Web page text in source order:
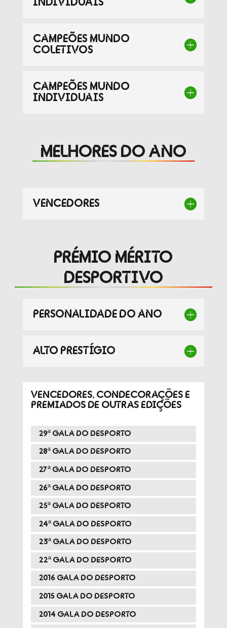
Presidentes de
Prémios Voz do
Desporto
Jogos CPLP
Nacional do
Desporto
INDIVIDUAIS
CAMPEÕES MUNDO
COLETIVOS
CAMPEÕES MUNDO
INDIVIDUAIS
MELHORES DO ANO
VENCEDORES
PRÉMIO MÉRITO
DESPORTIVO
PERSONALIDADE DO ANO
ALTO PRESTÍGIO
VENCEDORES, CONDECORAÇÕES E
PREMIADOS DE OUTRAS EDIÇÕES
29ª GALA DO DESPORTO
28ª GALA DO DESPORTO
27ª GALA DO DESPORTO
26ª GALA DO DESPORTO
25ª GALA DO DESPORTO
24ª GALA DO DESPORTO
23ª GALA DO DESPORTO
22ª GALA DO DESPORTO
2016 GALA DO DESPORTO
2015 GALA DO DESPORTO
2014 GALA DO DESPORTO